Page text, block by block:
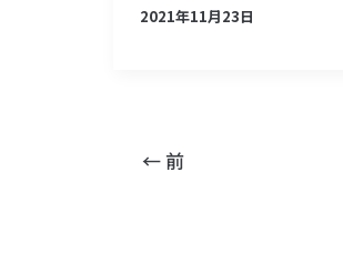
2021年11月23日
←前